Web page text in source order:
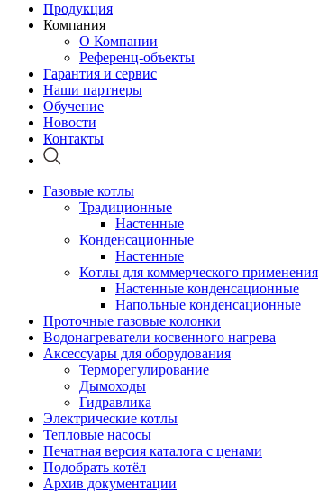
Продукция
Компания
О Компании
Референц-объекты
Гарантия и сервис
Наши партнеры
Обучение
Новости
Контакты
Газовые котлы
Традиционные
Настенные
Конденсационные
Настенные
Котлы для коммерческого применения
Настенные конденсационные
Напольные конденсационные
Проточные газовые колонки
Водонагреватели косвенного нагрева
Аксессуары для оборудования
Терморегулирование
Дымоходы
Гидравлика
Электрические котлы
Тепловые насосы
Печатная версия каталога с ценами
Подобрать котёл
Архив документации